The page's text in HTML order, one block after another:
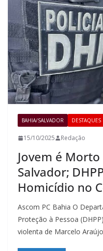
BAHIA/SALVADOR DESTAQUES
15/10/2025 Redação
Jovem é
Salvador;
Homicídio no
Ascom PC Bahia O
Proteção à Pessoa
violenta de Marcelo Araújo